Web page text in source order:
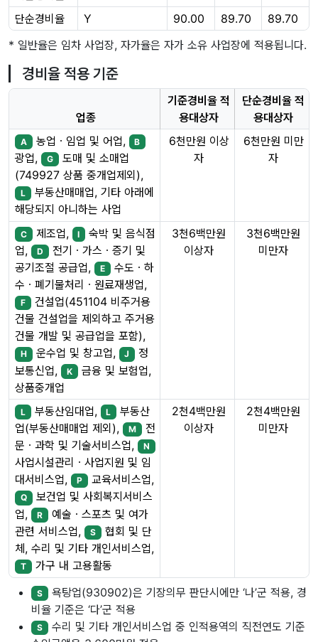
단순경비율
Y 90.00 89.70
89.70
* 일반율은 임차 사업장, 자가율은 자가 소유 사업장에 적용됩니다.
경비율 적용 기준
업종
기준경비율 적
용대상자
단순경비율 적
용대상자
A 농업ㆍ임업 및 어업, B
광업, G 도매 및 소매업
(749927 상품 중개업제외),
L 부동산매매업, 기타 아래에
해당되지 아니하는 사업
6천만원 이상
자
6천만원 미만
자
C 제조업, I
숙박 및 음식점
업,
D 전기ㆍ가스ㆍ증기 및
공기조절 공급업,
E 수도ㆍ하
수ㆍ폐기물처리ㆍ원료재생업,
F 건설업(451104 비주거용
건물 건설업을 제외하고 주거용
건물 개발 및 공급업을 포함),
H 운수업 및 창고업, J
정
보통신업,
K 금융 및 보험업,
상품중개업
3천6백만원
이상자
3천6백만원
미만자
L 부동산임대업, L
부동산
업(부동산매매업 제외),
M 전
문ㆍ과학 및 기술서비스업,
N
사업시설관리ㆍ사업지원 및 임
대서비스업,
P 교육서비스업,
Q 보건업 및 사회복지서비스
업,
R 예술ㆍ스포츠 및 여가
관련 서비스업,
S 협회 및 단
체, 수리 및 기타 개인서비스업,
T 가구 내 고용활동
2천4백만원
이상자
2천4백만원
미만자
S 욕탕업(930902)은 기장의무 판단시에만 ‘나’군 적용, 경
비율 기준은 ‘다’군 적용
S 수리 및 기타 개인서비스업 중 인적용역의 직전연도 기준